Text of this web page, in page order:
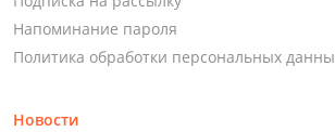
Напоминание пароля
Политика обработки персональных
Новости